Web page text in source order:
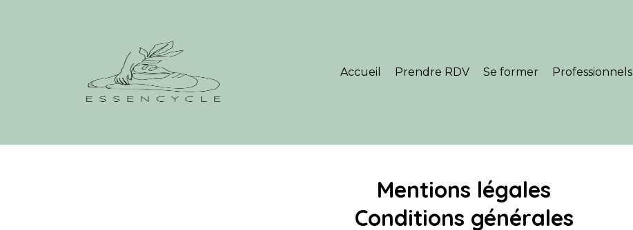
Accueil Prendre RDV Se former Professionnels
Mentions légales
Conditions générales